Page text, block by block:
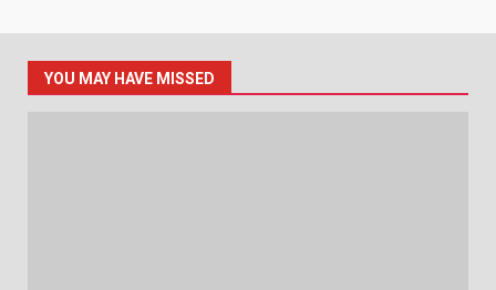
YOU MAY HAVE MISSED